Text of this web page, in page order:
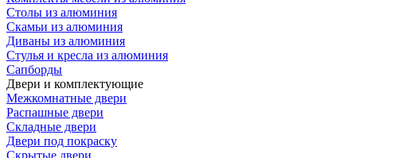
Столы из алюминия
Скамьи из алюминия
Диваны из алюминия
Стулья и кресла из алюминия
Сапборды
Двери и комплектующие
Межкомнатные двери
Распашные двери
Складные двери
Двери под покраску
Скрытые двери